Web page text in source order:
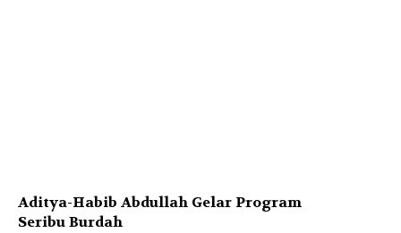
Aditya-Habib Abdullah Gelar Program
Seribu Burdah